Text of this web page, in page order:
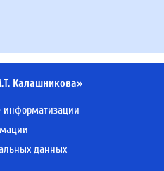
Калашникова»
информатизации
данных